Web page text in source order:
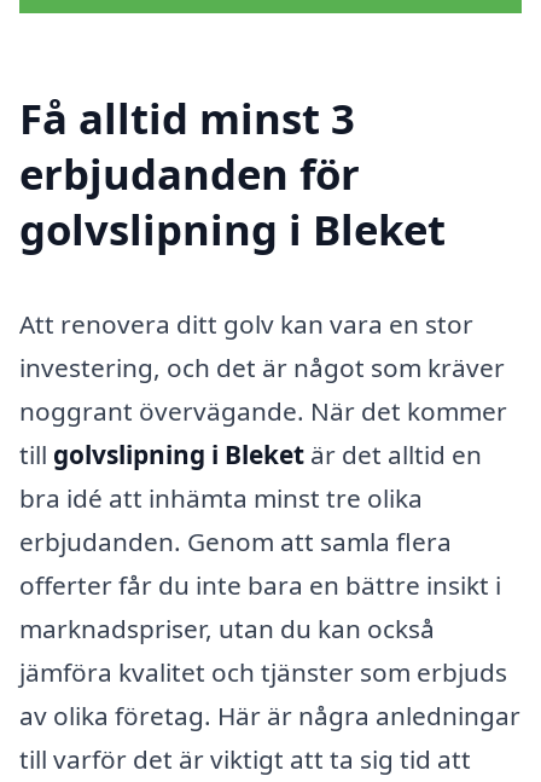
Få alltid minst 3
erbjudanden för
golvslipning i Bleket
Att renovera ditt golv kan vara en stor
investering, och det är något som kräver
noggrant övervägande. När det kommer
till golvslipning i Bleket är det alltid en
bra idé att inhämta minst tre olika
erbjudanden. Genom att samla flera
offerter får du inte bara en bättre insikt i
marknadspriser, utan du kan också
jämföra kvalitet och tjänster som erbjuds
av olika företag. Här är några anledningar
till varför det är viktigt att ta sig tid att